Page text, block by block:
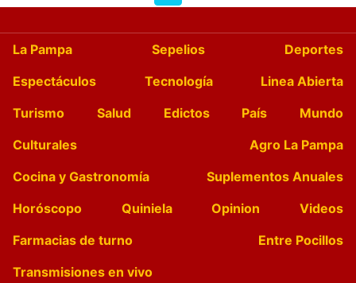
La Pampa Sepelios
Deportes
Espectáculos
Tecnología
Linea Abierta
Turismo
Salud Edictos País
Mundo
Culturales
Agro La Pampa
Cocina y Gastronomía
Suplementos Anuales
Horóscopo
Quiniela Opinion
Videos
Farmacias de turno
Entre Pocillos
Transmisiones en vivo